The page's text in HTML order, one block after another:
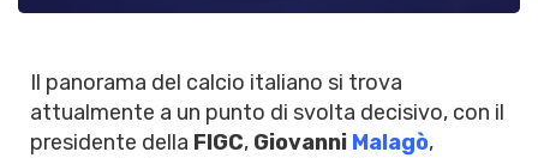
Il panorama del calcio italiano si trova
attualmente a un punto di svolta decisivo, con il
presidente della FIGC, Giovanni Malagò,